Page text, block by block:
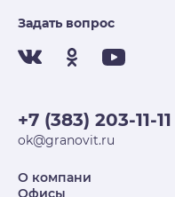
Задать вопрос
+7 (383) 203-11-11
ok@granovit.ru
О компани
Офисы